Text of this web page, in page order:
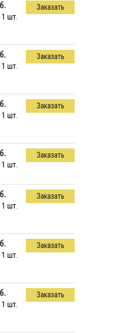
1 шт.
Заказать
1 шт.
Заказать
1 шт.
Заказать
1 шт.
Заказать
1 шт.
Заказать
1 шт.
Заказать
1 шт.
Заказать